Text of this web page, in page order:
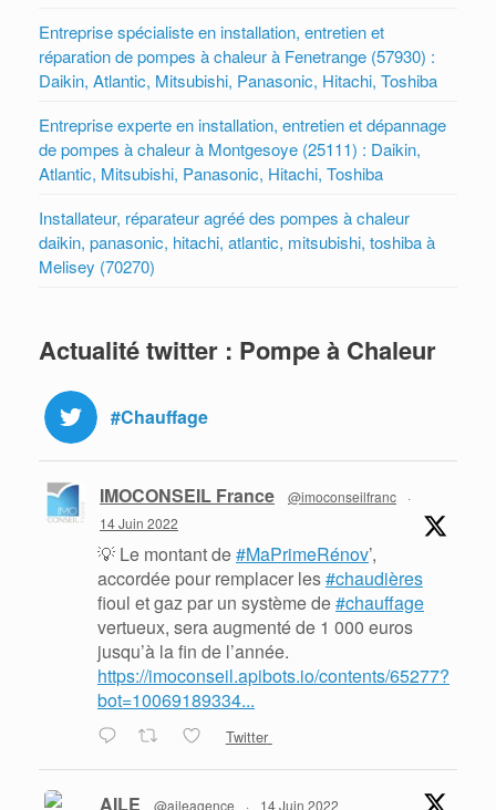
Entreprise spécialiste en installation, entretien et
réparation de pompes à chaleur à Fenetrange (57930) :
Daikin, Atlantic, Mitsubishi, Panasonic, Hitachi, Toshiba
Entreprise experte en installation, entretien et dépannage
de pompes à chaleur à Montgesoye (25111) : Daikin,
Atlantic, Mitsubishi, Panasonic, Hitachi, Toshiba
Installateur, réparateur agréé des pompes à chaleur
daikin, panasonic, hitachi, atlantic, mitsubishi, toshiba à
Melisey (70270)
Actualité twitter : Pompe à Chaleur
#Chauffage
IMOCONSEIL France @imoconseilfranc
·
14 Juin 2022
💡 Le montant de#MaPrimeRénov’,
accordée pour remplacer les#chaudières
fioul et gaz par un système de#chauffage
vertueux, sera augmenté de 1 000 euros
jusqu’à la fin de l’année.
https://imoconseil.apibots.io/contents/65277?
bot=10069189334...
Twitter
AILE @aileagence · 14 Juin 2022